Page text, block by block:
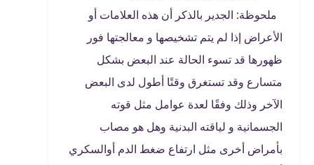
ملحوظة: الجدير بالذكر أن هذه العلامات أو
الأعراض إذا لم يتم تشخيصها و معالجتها فور
ظهورها قد تسوء الحالة عند البعض بشكل
متسارع وقد تستغرق وقتًا أطول لدى البعض
الآخر وذلك وفقًا لعدة عوامل مثل قوته
الجسمانية و لياقته البدنية وهل هو مصاب
بأمراض أخرى مثل ارتفاع ضغط الدم أوالسكري